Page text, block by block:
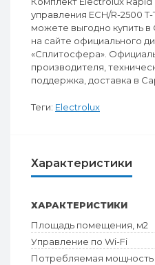
управления ECH/R-2500
можете выгодно купить
на сайте официального
«Сплитосфера».
производителя,
поддержка, доставка в
Теги: Electrolux
Характеристики
ХАРАКТЕРИСТИКИ
Площадь помещения, м2
Управление по Wi-Fi
Потребляемая мощность